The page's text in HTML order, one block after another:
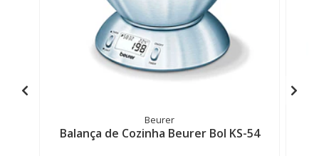
Beurer
Balança de Cozinha Beurer Bol KS-54